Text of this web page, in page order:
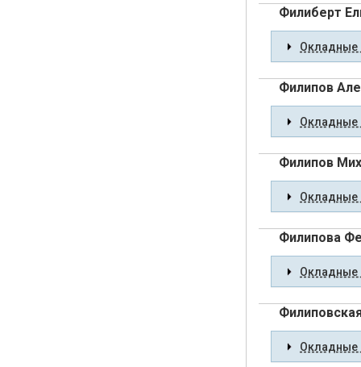
Филиберт
Окладные
Филипов
Окладные
Филипов
Окладные
Филипова
Окладные
Окладные